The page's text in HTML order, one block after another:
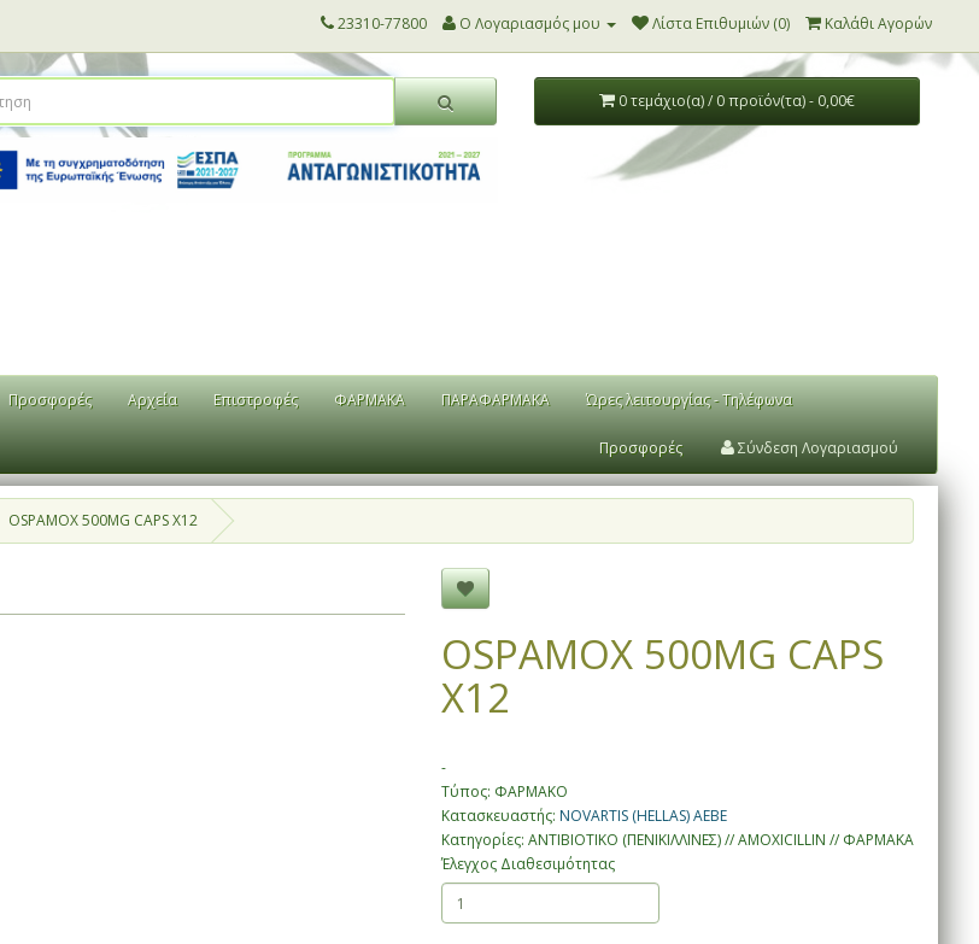
23310-77800 Ο Λογαριασμός μου Λίστα Επιθυμιών (0) Καλάθι Αγορών
0 τεμάχιο(α) / 0 προϊόν(τα) - 0,00€
Προσφορές Αρχεία Επιστροφές ΦΑΡΜΑΚΑ ΠΑΡΑΦΑΡΜΑΚΑ Ώρες λειτουργίας - Τηλέφωνα
Προσφορές Σύνδεση Λογαριασμού
OSPAMOX 500MG CAPS X12
OSPAMOX 500MG CAPS
X12
-
Τύπος: ΦΑΡΜΑΚΟ
Κατασκευαστής: NOVARTIS (HELLAS) AEBE
Κατηγορίες: ΑΝΤΙΒΙΟΤΙΚΟ (ΠΕΝΙΚΙΛΛΙΝΕΣ) // AMOXICILLIN // ΦΑΡΜΑΚΑ
Έλεγχος Διαθεσιμότητας